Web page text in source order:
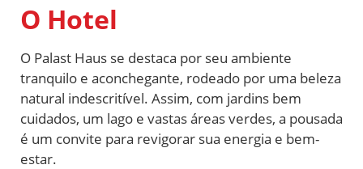
O Hotel
O Palast Haus se destaca por seu ambiente
tranquilo e aconchegante, rodeado por uma beleza
natural indescritível. Assim, com jardins bem
cuidados, um lago e vastas áreas verdes, a pousada
é um convite para revigorar sua energia e bem-
estar.